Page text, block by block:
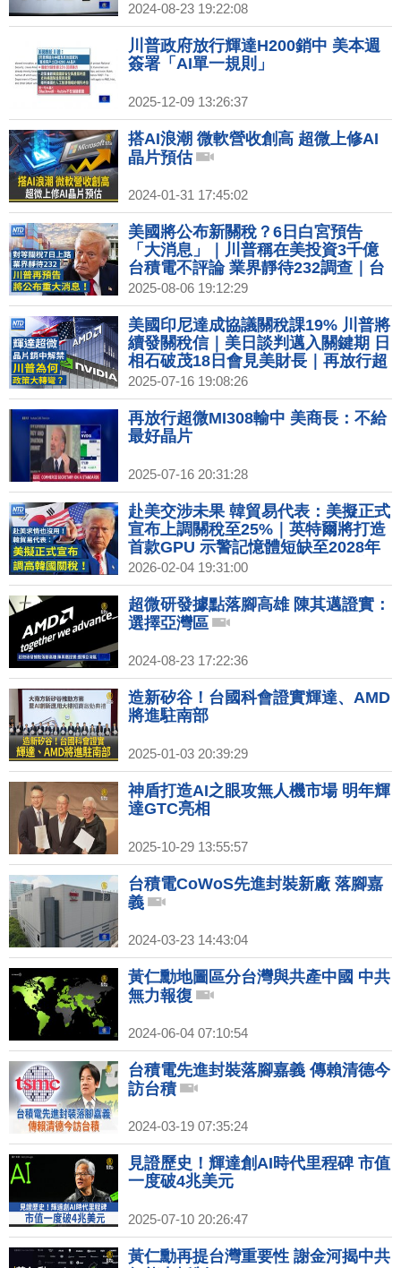
2024-08-23 19:22:08
川普政府放行輝達H200銷中 美本週
簽署「AI單一規則」
2025-12-09 13:26:37
搭AI浪潮 微軟營收創高 超微上修AI
晶片預估
2024-01-31 17:45:02
美國將公布新關稅？6日白宮預告
「大消息」｜川普稱在美投資3千億
台積電不評論 業界靜待232調查｜台
積電洩密案3人遭羈押禁見 東京威力
科創股價重創｜貝森特退出！川普：
聯準會主席人選縮小至4人
2025-08-06 19:12:29
美國印尼達成協議關稅課19% 川普將
續發關稅信｜美日談判邁入關鍵期 日
相石破茂18日會見美財長｜再放行超
微MI308輸中 美商長：不給最好晶片
｜接替鮑爾 下任FED主席遴選程序啟
動｜輝達超微晶片銷中解禁 川普政策
大轉彎為哪樁？
2025-07-16 19:08:26
再放行超微MI308輸中 美商長：不給
最好晶片
2025-07-16 20:31:28
赴美交涉未果 韓貿易代表：美擬正式
宣布上調關稅至25%｜英特爾將打造
首款GPU 示警記憶體短缺至2028年
｜美台對等貿易協定最後階段 傳美汽
車、農產開放｜AI自動化工具引發拋
售潮 軟體金融股蒸發近3千億美元
2026-02-04 19:31:00
超微研發據點落腳高雄 陳其邁證實：
選擇亞灣區
2024-08-23 17:22:36
造新矽谷！台國科會證實輝達、AMD
將進駐南部
2025-01-03 20:39:29
神盾打造AI之眼攻無人機市場 明年輝
達GTC亮相
2025-10-29 13:55:57
台積電CoWoS先進封裝新廠 落腳嘉
義
2024-03-23 14:43:04
黃仁勳地圖區分台灣與共產中國 中共
無力報復
2024-06-04 07:10:54
台積電先進封裝落腳嘉義 傳賴清德今
訪台積
2024-03-19 07:35:24
見證歷史！輝達創AI時代里程碑 市值
一度破4兆美元
2025-07-10 20:26:47
黃仁勳再提台灣重要性 謝金河揭中共